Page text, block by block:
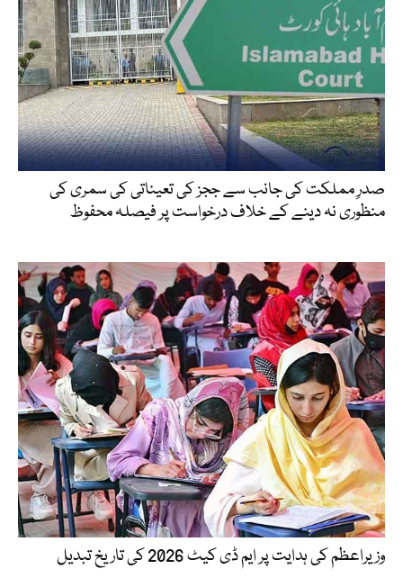
صدرِ مملکت کی جانب سے ججز کی تعیناتی کی سمری کی
منظوری نہ دینے کے خلاف درخواست پر فیصلہ محفوظ
وزیراعظم کی ہدایت پر ایم ڈی کیٹ 2026 کی تاریخ تبدیل